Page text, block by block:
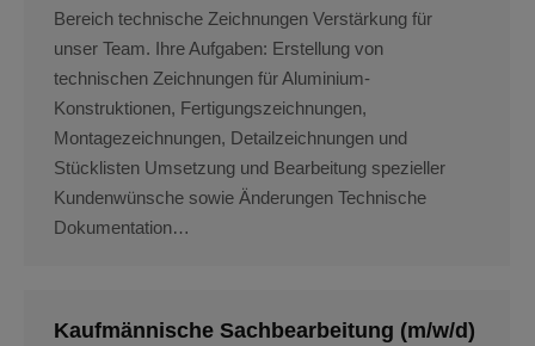
Bereich technische Zeichnungen Verstärkung für
unser Team. Ihre Aufgaben: Erstellung von
technischen Zeichnungen für Aluminium-
Konstruktionen, Fertigungszeichnungen,
Montagezeichnungen, Detailzeichnungen und
Stücklisten Umsetzung und Bearbeitung spezieller
Kundenwünsche sowie Änderungen Technische
Dokumentation…
Kaufmännische Sachbearbeitung (m/w/d)